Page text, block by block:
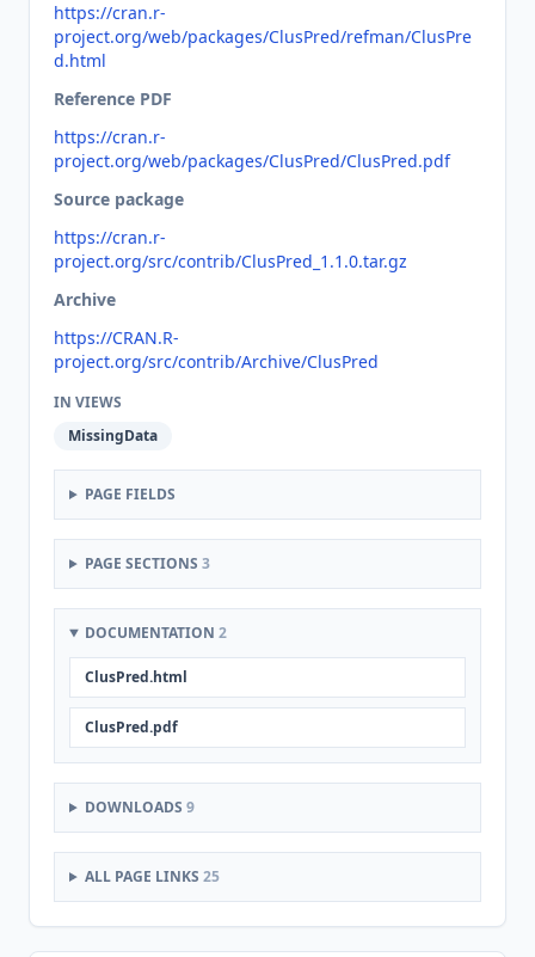
https://cran.r-
project.org/web/packages/ClusPred/refman/ClusPre
d.html
Reference PDF
https://cran.r-
project.org/web/packages/ClusPred/ClusPred.pdf
Source package
https://cran.r-
project.org/src/contrib/ClusPred_1.1.0.tar.gz
Archive
https://CRAN.R-
project.org/src/contrib/Archive/ClusPred
IN VIEWS
MissingData
PAGE FIELDS
PAGE SECTIONS 3
DOCUMENTATION 2
ClusPred.html
ClusPred.pdf
DOWNLOADS 9
ALL PAGE LINKS 25